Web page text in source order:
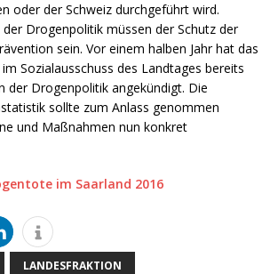
oder der Schweiz durchgeführt wird.
Drogenpolitik müssen der Schutz der
sein. Vor einem halben Jahr hat das
Sozialausschuss des Landtages bereits
der Drogenpolitik angekündigt. Die
sollte zum Anlass genommen
und Maßnahmen nun konkret
im Saarland 2016
LANDESFRAKTION